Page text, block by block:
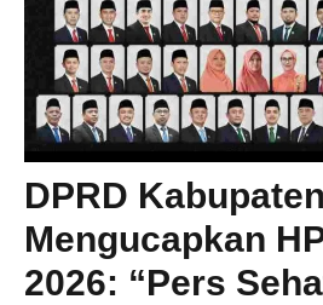
DPRD
Mengucapkan
2026: “Pers